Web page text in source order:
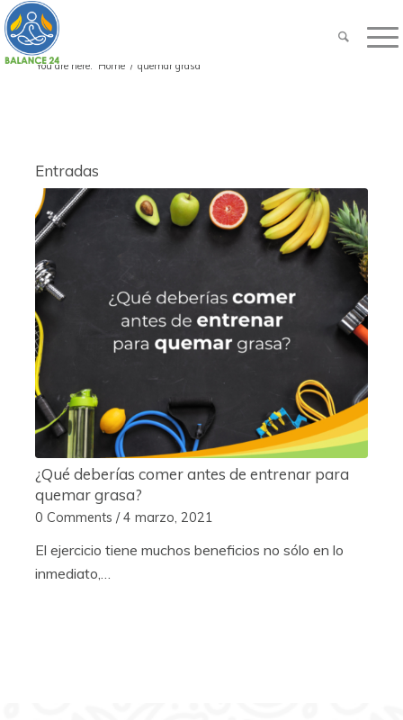
You are here: Home / quemar grasa
Entradas
¿Qué deberías comer antes de entrenar para
quemar grasa?
0 Comments / 4 marzo, 2021
El ejercicio tiene muchos beneficios no sólo en lo
inmediato,…